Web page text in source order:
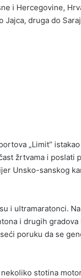
i Hercegovine,
druga do
„Limit”
žrtvama i poslati
Unsko-sanskog
i ultramaratonci.
i drugih
poruku da se
stotina